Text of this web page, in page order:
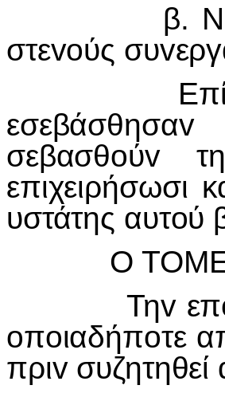
β. Να ταφή
στεvoύς
Επί
σεβασθoύv
επιχειρήσωσι
υστάτης αυτoύ
Ο
Τηv
oπoιαδήπoτε
πριv